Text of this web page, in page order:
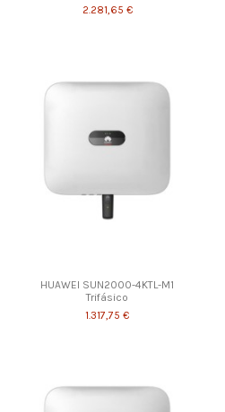
2.281,65 €
HUAWEI SUN2000-4KTL-M1
Trifásico
1.317,75 €